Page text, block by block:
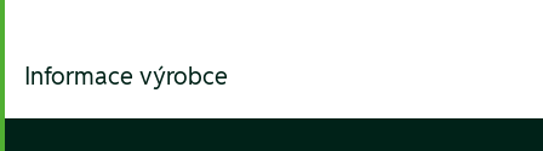
Informace výrobce